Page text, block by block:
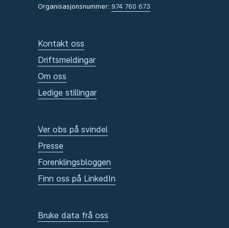
Organisasjonsnummer: 974 760 673
Kontakt oss
Driftsmeldingar
Om oss
Ledige stillingar
Ver obs på svindel
Presse
Forenklingsbloggen
Finn oss på LinkedIn
Bruke data frå oss